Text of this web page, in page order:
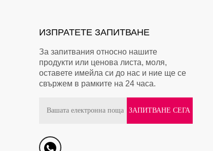
ИЗПРАТЕТЕ ЗАПИТВАНЕ
За запитвания относно нашите
продукти или ценова листа, моля,
оставете имейла си до нас и ние ще се
свържем в рамките на 24 часа.